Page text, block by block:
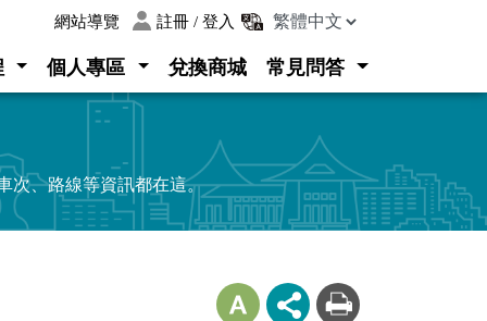
網站導覽 註冊 / 登入
個人專區 兌換商城 常見問答
次、路線等資訊都在這。